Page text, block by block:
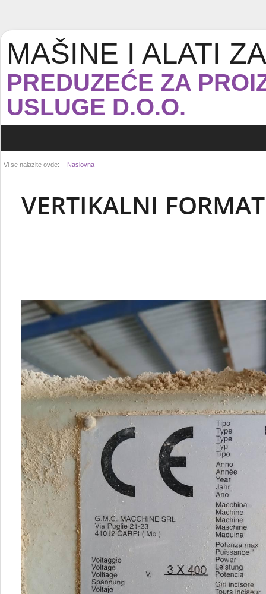
MAŠINE I ALATI
PREDUZEĆE ZA
USLUGE D.O.O.
Vi se nalazite ovde: Naslovna
VERTIKALNI